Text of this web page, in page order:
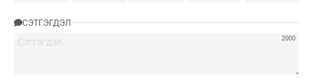
СЭТГЭГДЭЛ
2000